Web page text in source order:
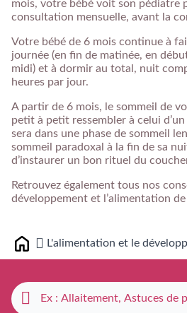
mois, votre bébé voit son pédiatre
consultation mensuelle, avant la
Votre bébé de 6 mois continue à
journée (en fin de matinée, en
midi) et à dormir au total, nuit
heures par jour.
A partir de 6 mois, le sommeil de
petit à petit ressembler à celui
sera dans une phase de sommeil
sommeil paradoxal à la fin de sa
d’instaurer un bon rituel du
Retrouvez également tous nos
développement et l’alimentation
Home L'alimentation et le